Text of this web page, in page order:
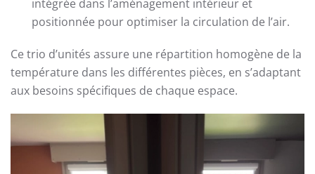
intégrée dans l’aménagement intérieur et
positionnée pour optimiser la circulation de l’air.
Ce trio d’unités assure une répartition homogène de la
température dans les différentes pièces, en s’adaptant
aux besoins spécifiques de chaque espace.